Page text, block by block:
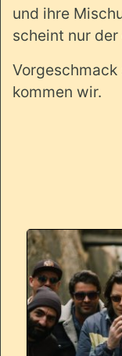
und ihre
scheint nur
Vorgeschmack
kommen wir.